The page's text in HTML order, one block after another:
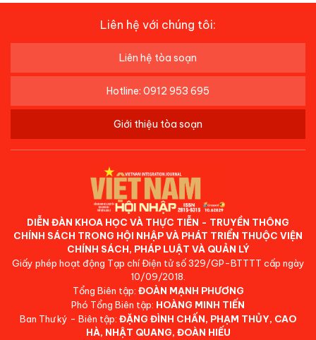
Liên hệ với chúng tôi:
Liên hệ tòa soạn
Hotline: 0912 953 695
Giới thiệu tòa soạn
DIỄN ĐÀN KHOA HỌC VÀ THỰC TIỄN - TRUYỀN THÔNG
CHÍNH SÁCH TRONG HỘI NHẬP VÀ PHÁT TRIỂN THUỘC VIỆN
CHÍNH SÁCH, PHÁP LUẬT VÀ QUẢN LÝ
Giấy phép hoạt động Tạp chí Điện tử số 329/GP-BTTTT cấp ngày
10/09/2018.
Tổng Biên tập: ĐOÀN MẠNH PHƯƠNG
Phó Tổng Biên tập: HOÀNG MINH TIẾN
Ban Thư ký - Biên tập: ĐẶNG ĐÌNH CHẤN, PHẠM THỦY, CAO
HÀ, NHẬT QUANG, ĐOÀN HIẾU